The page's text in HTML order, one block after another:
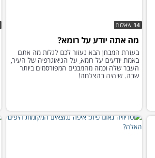
14 שאלות
מה אתה יודע על רומא?
בעזרת המבחן הבא נעזור לכם לגלות מה אתם
באמת יודעים על רומא, על הגיאוגרפיה של העיר,
העבר שלה וכמה מהמבנים המפורסמים ביותר
שבה. שיהיה בהצלחה!